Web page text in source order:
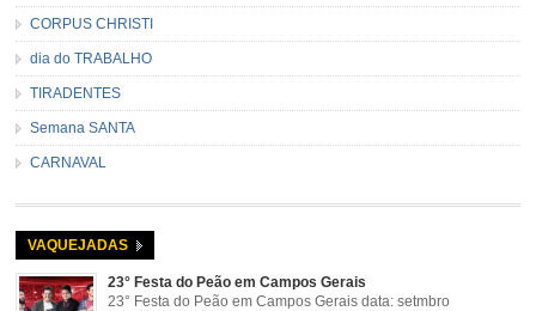
CORPUS CHRISTI
dia do TRABALHO
TIRADENTES
Semana SANTA
CARNAVAL
VAQUEJADAS
23° Festa do Peão em Campos Gerais
23° Festa do Peão em Campos Gerais data: setmbro